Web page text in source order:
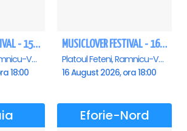
MUSICLOVER FESTIVAL - 15 AUGUST - CONNECT-R, DELIA, RON HEWITT, NICKI M, AURIKA
Platoul Feteni, Ramnicu-Valcea
18:00
MUSICLOVER FESTIVAL - 16 AUGUST - LEO DE LA ROSIORI SI MARCEL STEFANET & ETHNO REPUBLIC, TUDOR DEEJAY, VARER
Platoul Feteni, Ramnicu-Valcea
16 August 2026, ora 18:00
Eforie-Nord